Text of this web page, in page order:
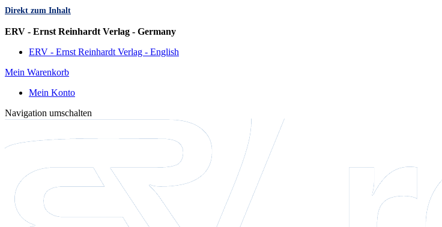
Direkt zum Inhalt
ERV - Ernst Reinhardt Verlag - Germany
ERV - Ernst Reinhardt Verlag - English
Mein Warenkorb
Mein Konto
Navigation umschalten